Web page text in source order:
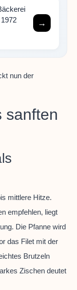
→
nun der
sanften
mittlere Hitze.
empfehlen, liegt
Die Pfanne wird
das Filet mit der
Brutzeln
Zischen deutet